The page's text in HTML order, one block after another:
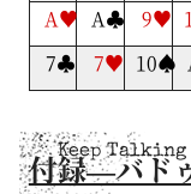
A♥ A♣ 9♥
7♣
7♥ 10♠
Keep Talking
付録—バド